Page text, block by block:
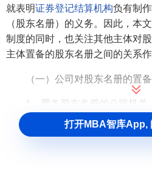
就表明证券登记结算机构负有制作
（股东名册）的义务。因此，本
制度的同时，也关注其他主体对
主体置备的股东名册之间的关系作
（一）公司对股东名册的置备
各国公司法普遍将公司置备股
打开MBA智库App,